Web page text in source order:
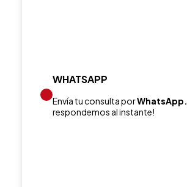
WHATSAPP
Envía tu consulta porWhatsApp.
respondemos al instante!